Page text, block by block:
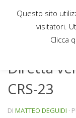
Sotto il
Diretta
CRS-23
DI MATTEO DEGUIDI ·
Questo sito
visitatori.
Clicca